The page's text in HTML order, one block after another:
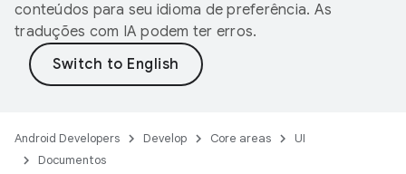
conteúdos para seu idioma de preferência. As
traduções com IA podem ter erros.
Android Developers Develop Core areas
UI
Documentos